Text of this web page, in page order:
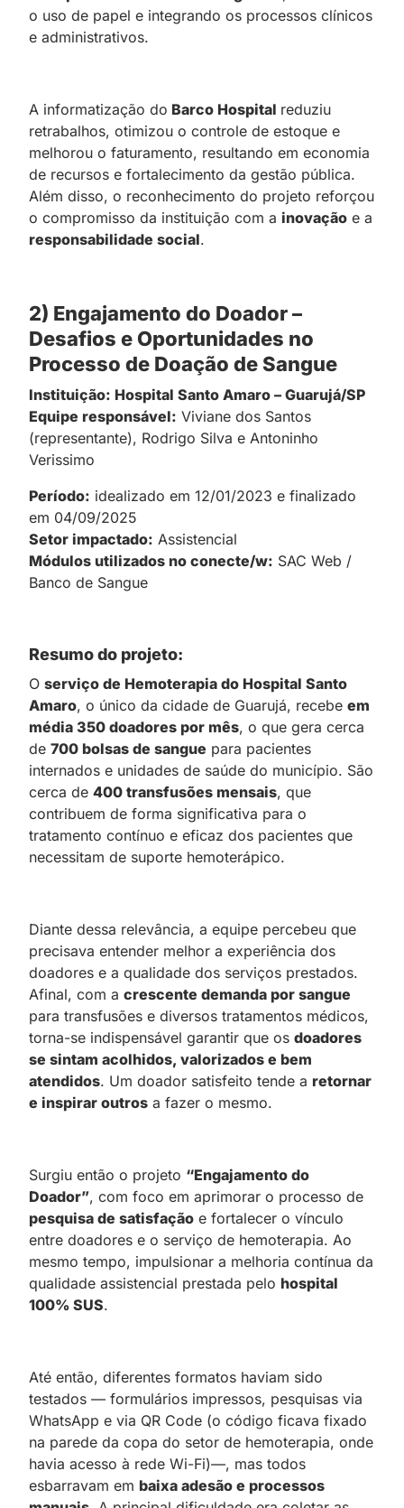
o uso de papel e integrando os processos clínicos
e administrativos.
A informatização do Barco Hospital reduziu
retrabalhos, otimizou o controle de estoque e
melhorou o faturamento, resultando em economia
de recursos e fortalecimento da gestão pública.
Além disso, o reconhecimento do projeto reforçou
o compromisso da instituição com a inovação e a
responsabilidade social.
2) Engajamento do Doador –
Desafios e Oportunidades no
Processo de Doação de Sangue
Instituição: Hospital Santo Amaro – Guarujá/SP
Equipe responsável: Viviane dos Santos
(representante), Rodrigo Silva e Antoninho
Verissimo
Período: idealizado em 12/01/2023 e finalizado
em 04/09/2025
Setor impactado: Assistencial
Módulos utilizados no conecte/w: SAC Web /
Banco de Sangue
Resumo do projeto:
O serviço de Hemoterapia do Hospital Santo
Amaro, o único da cidade de Guarujá, recebe em
média 350 doadores por mês, o que gera cerca
de 700 bolsas de sangue para pacientes
internados e unidades de saúde do município. São
cerca de 400 transfusões mensais, que
contribuem de forma significativa para o
tratamento contínuo e eficaz dos pacientes que
necessitam de suporte hemoterápico.
Diante dessa relevância, a equipe percebeu que
precisava entender melhor a experiência dos
doadores e a qualidade dos serviços prestados.
Afinal, com a crescente demanda por sangue
para transfusões e diversos tratamentos médicos,
torna-se indispensável garantir que os doadores
se sintam acolhidos, valorizados e bem
atendidos. Um doador satisfeito tende a retornar
e inspirar outros a fazer o mesmo.
Surgiu então o projeto “Engajamento do
Doador”, com foco em aprimorar o processo de
pesquisa de satisfação e fortalecer o vínculo
entre doadores e o serviço de hemoterapia. Ao
mesmo tempo, impulsionar a melhoria contínua da
qualidade assistencial prestada pelo hospital
100% SUS.
Até então, diferentes formatos haviam sido
testados — formulários impressos, pesquisas via
WhatsApp e via QR Code (o código ficava fixado
na parede da copa do setor de hemoterapia, onde
havia acesso à rede Wi-Fi)—, mas todos
esbarravam em baixa adesão e processos